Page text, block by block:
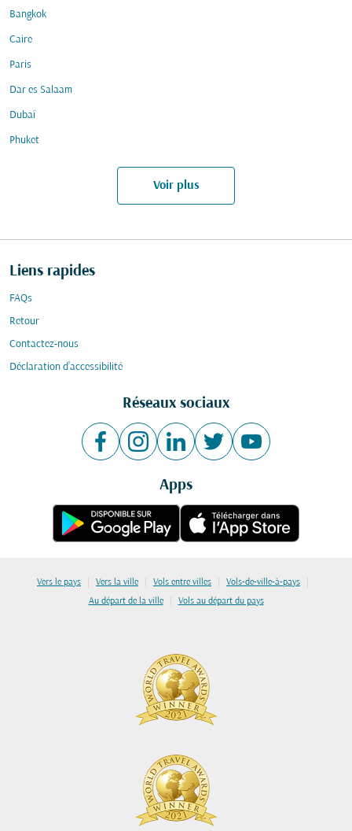
Bangkok
Caire
Paris
Dar es Salaam
Dubaï
Phuket
Voir plus
Liens rapides
FAQs
Retour
Contactez-nous
Déclaration d’accessibilité
Réseaux sociaux
Apps
Vers le pays | Vers la ville | Vols entre villes | Vols-de-ville-à-pays |
Au départ de la ville | Vols au départ du pays